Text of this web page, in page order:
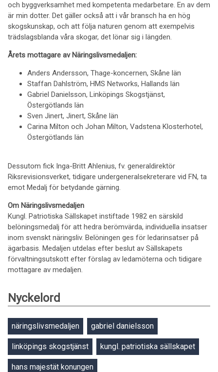
och byggverksamhet med kompetenta medarbetare. En av dem
är min dotter. Det gäller också att i vår bransch ha en hög
skogskunskap, och att följa naturen genom att exempelvis
trädslagsblanda våra skogar, det lönar sig i längden.
Årets mottagare av Näringslivsmedaljen:
Anders Andersson, Thage-koncernen, Skåne län
Staffan Dahlström, HMS Networks, Hallands län
Gabriel Danielsson, Linköpings Skogstjänst,
Östergötlands län
Sven Jinert, Jinert, Skåne län
Carina Milton och Johan Milton, Vadstena Klosterhotel,
Östergötlands län
Dessutom fick Inga-Britt Ahlenius, fv. generaldirektör
Riksrevisionsverket, tidigare undergeneralsekreterare vid FN, ta
emot Medalj för betydande gärning.
Om Näringslivsmedaljen
Kungl. Patriotiska Sällskapet instiftade 1982 en särskild
belöningsmedalj för att hedra berömvärda, individuella insatser
inom svenskt näringsliv. Belöningen ges för ledarinsatser på
ägarbasis. Medaljen utdelas efter beslut av Sällskapets
förvaltningsutskott efter förslag av ledamöterna och tidigare
mottagare av medaljen.
Nyckelord
näringslivsmedaljen gabriel danielsson
linköpings skogstjänst kungl. patriotiska sällskapet
hans majestät konungen